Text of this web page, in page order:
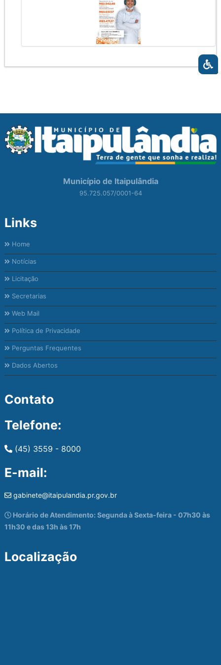
Município de Itaipulândia
95.725.057/0001-64
Links
Home
Notícias
Licitação
Secretarias
Web Mail
Política de Privacidade
Perguntas Frequentes
Dados Abertos
Contato
Telefone:
(45) 3559 - 8000
E-mail:
gabinete@itaipulandia.pr.gov.br
Horário de Atendimento: Segunda à Sexta-feira - 07h30 às
11h30 e das 13h às 17h
Localização